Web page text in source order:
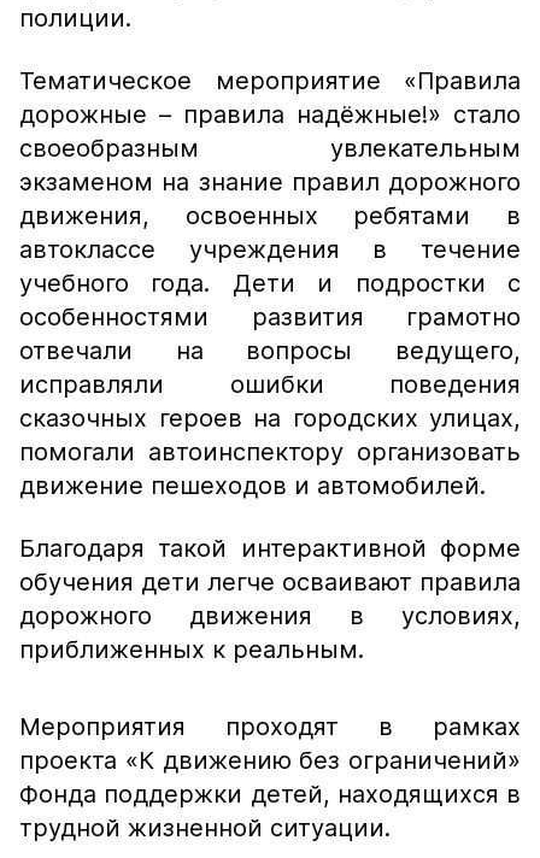
полиции.
Тематическое мероприятие «Правила
дорожные – правила надёжные!» стало
своеобразным увлекательным
экзаменом на знание правил дорожного
движения, освоенных ребятами в
автоклассе учреждения в течение
учебного года. Дети и подростки с
особенностями развития грамотно
отвечали на вопросы ведущего,
исправляли ошибки поведения
сказочных героев на городских улицах,
помогали автоинспектору организовать
движение пешеходов и автомобилей.
Благодаря такой интерактивной форме
обучения дети легче осваивают правила
дорожного движения в условиях,
приближенных к реальным.
Мероприятия проходят в рамках
проекта «К движению без ограничений»
Фонда поддержки детей, находящихся в
трудной жизненной ситуации.